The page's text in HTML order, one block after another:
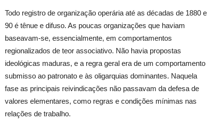
Todo registro de organização operária até as décadas de 1880 e
90 é tênue e difuso. As poucas organizações que haviam
baseavam-se, essencialmente, em comportamentos
regionalizados de teor associativo. Não havia propostas
ideológicas maduras, e a regra geral era de um comportamento
submisso ao patronato e às oligarquias dominantes. Naquela
fase as principais reivindicações não passavam da defesa de
valores elementares, como regras e condições mínimas nas
relações de trabalho.